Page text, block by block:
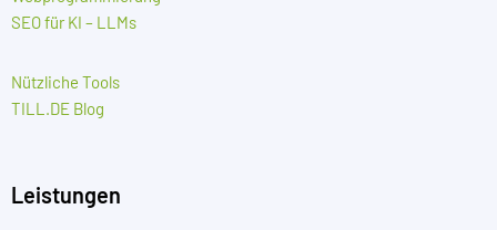
SEO für KI – LLMs
Nützliche Tools
TILL.DE Blog
Leistungen